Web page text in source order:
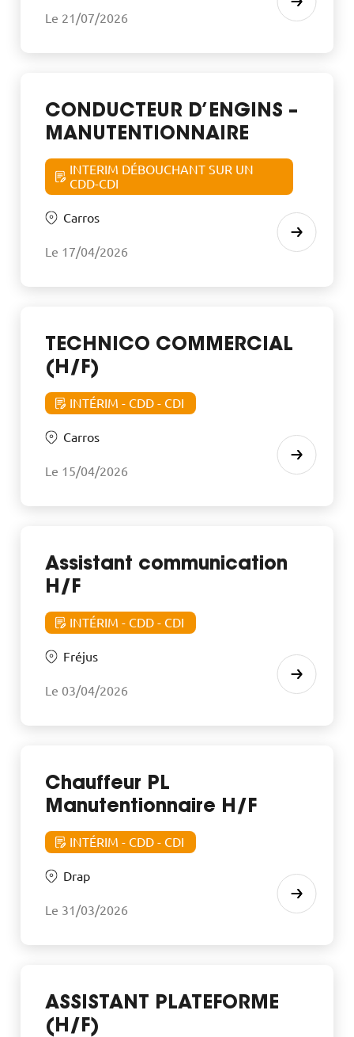
Le 21/07/2026
CONDUCTEUR D’ENGINS –
MANUTENTIONNAIRE
INTERIM DÉBOUCHANT SUR UN
CDD-CDI
Carros
Le 17/04/2026
TECHNICO COMMERCIAL
(H/F)
INTÉRIM - CDD - CDI
Carros
Le 15/04/2026
Assistant communication
H/F
INTÉRIM - CDD - CDI
Fréjus
Le 03/04/2026
Chauffeur PL
Manutentionnaire H/F
INTÉRIM - CDD - CDI
Drap
Le 31/03/2026
ASSISTANT PLATEFORME
(H/F)